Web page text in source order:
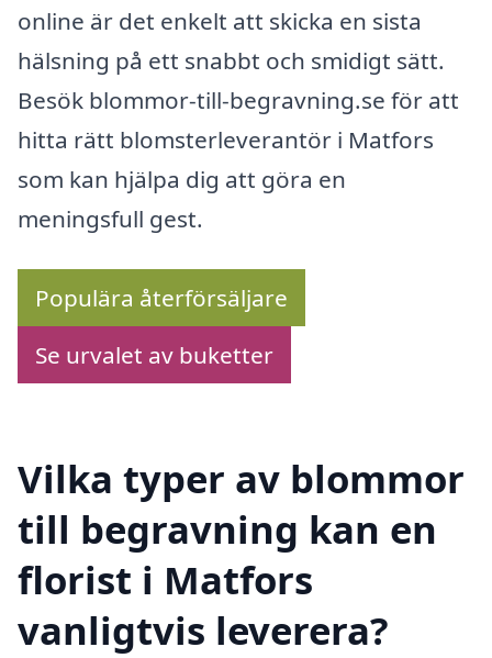
online är det enkelt att skicka en sista
hälsning på ett snabbt och smidigt sätt.
Besök blommor-till-begravning.se för att
hitta rätt blomsterleverantör i Matfors
som kan hjälpa dig att göra en
meningsfull gest.
Populära återförsäljare
Se urvalet av buketter
Vilka typer av blommor
till begravning kan en
florist i Matfors
vanligtvis leverera?